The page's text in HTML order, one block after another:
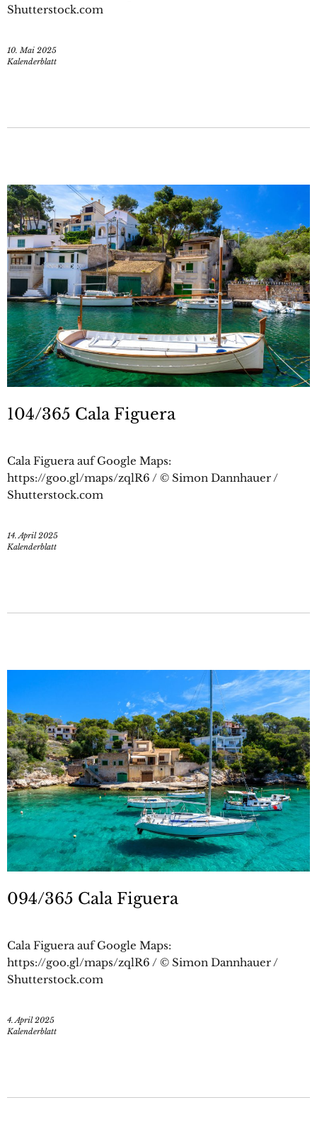
Shutterstock.com
10. Mai 2025
Kalenderblatt
104/365 Cala Figuera
Cala Figuera auf Google Maps:
https://goo.gl/maps/zqlR6 / © Simon Dannhauer /
Shutterstock.com
14. April 2025
Kalenderblatt
094/365 Cala Figuera
Cala Figuera auf Google Maps:
https://goo.gl/maps/zqlR6 / © Simon Dannhauer /
Shutterstock.com
4. April 2025
Kalenderblatt